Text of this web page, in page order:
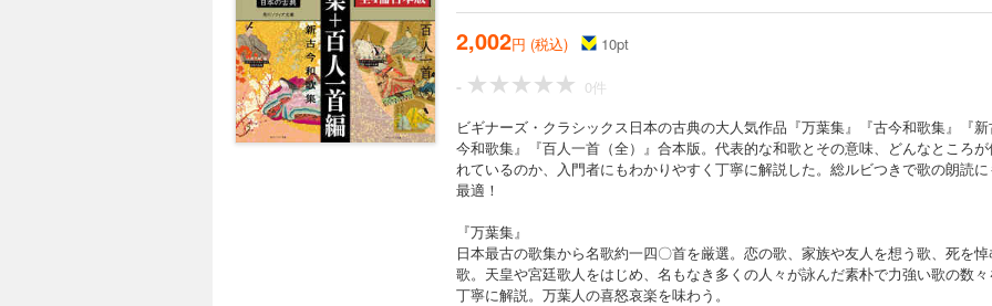
2,002円 (税込) 10pt
-
0件
ビギナーズ・クラシックス日本の古典の大人気作品『万葉集』『古今和歌集』『
今和歌集』『百人一首（全）』合本版。代表的な和歌とその意味、どんなところ
れているのか、入門者にもわかりやすく丁寧に解説した。総ルビつきで歌の朗読
最適！
『万葉集』
日本最古の歌集から名歌約一四〇首を厳選。恋の歌、家族や友人を想う歌、死を
歌。天皇や宮廷歌人をはじめ、名もなき多くの人々が詠んだ素朴で力強い歌の数
丁寧に解説。万葉人の喜怒哀楽を味わう。